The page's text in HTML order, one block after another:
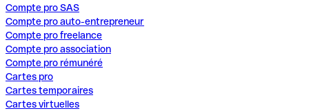
Compte pro SAS
Compte pro auto-entrepreneur
Compte pro freelance
Compte pro association
Compte pro rémunéré
Cartes pro
Cartes temporaires
Cartes virtuelles